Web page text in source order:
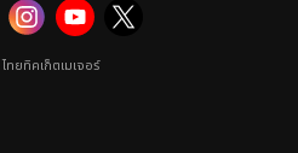
ไทยทิคเก็ตเมเจอร์